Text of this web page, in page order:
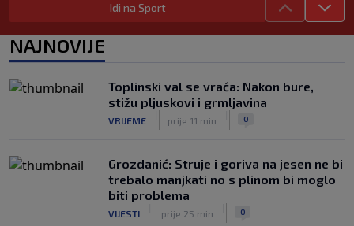
Tomiyasu se vraća u Premier ligu,
postat će suigrač bivšeg Vatrenog
Veliko priznanje za hrvatskog
stručnjaka: Jurica Žuža novi je pomoćni
trener Barcelone
|
prije 2 h
Idi na Sport
NAJNOVIJE
Toplinski val se vraća: Nakon bure,
stižu pljuskovi i grmljavina
VRIJEME prije 11 min 0
Grozdanić: Struje i goriva na jesen ne bi
trebalo manjkati no s plinom bi moglo
biti problema
VIJESTI prije 25 min 0